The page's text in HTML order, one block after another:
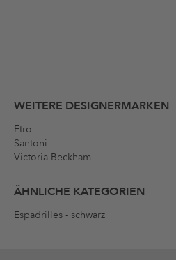
WEITERE DESIGNERMARKEN
Etro
Santoni
Victoria Beckham
ÄHNLICHE KATEGORIEN
Espadrilles - schwarz